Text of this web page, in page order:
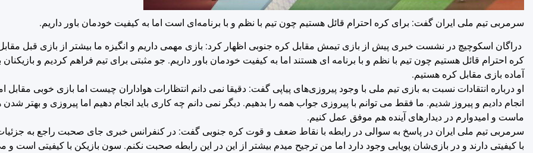
سرمربی تیم ملی ایران گفت: برای کره احترام قائل هستیم چون تیم با نظم و با برنامه‌ای است اما به کیفیت خودمان باور داریم.
دراگان اسکوچیچ در نشست خبری پیش از بازی تیمش مقابل کره جنوبی اظهار کرد: بازی مهمی داریم و انگیزه ما بیشتر از بازی قبل
کره احترام قائل هستیم چون تیم با نظم و با برنامه ای هستند اما به کیفیت خودمان باور داریم. جو مثبتی برای تیم فراهم کردیم و بازیکنان
آماده بازی مقابل کره هستیم.
او درباره انتقادات نسبت به بازی تیم ملی با وجود پیروزی‌های پیاپی گفت: دقیقا نمی دانم انتظارات هواداران چیست اما بازی خوبی مقابل
انجام دادیم و پیروز شدیم. ما فقط می توانم با پیروزی جواب همه را بدهیم. دیگر نمی دانم چه کاری باید انجام دهیم اما پیروزی و بهتر
ماست و امیدوارم در دیدارهای آینده هم موفق عمل کنیم.
سرمربی تیم ملی ایران در پاسخ به سوالی در رابطه با نقاط ضعف و قوت کره جنوبی گفت: در کنفرانس خبری جای صحبت راجع به جزئیات
با کیفیتی دارند و در بازی‌شان پویایی وجود دارد اما من ترجیح میدم بیشتر از این در این رابطه صحبت نکنم. سون بازیکن با کیفیتی است و